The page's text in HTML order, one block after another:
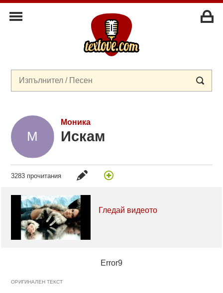
Моника
Искам
3283 прочитания
Гледай видеото
Error9
ОРИГИНАЛЕН ТЕКСТ